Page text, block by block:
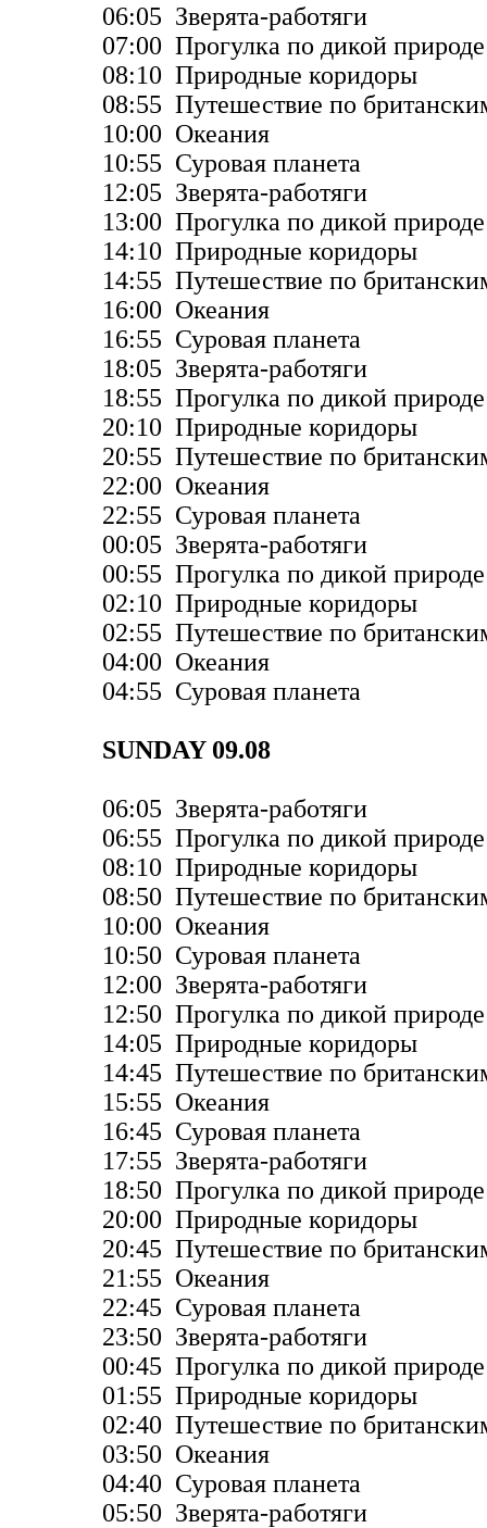
06:05 Зверята-работяги
07:00 Прогулка по дикой природе
08:10 Природные коридоры
08:55 Путешествие по
10:00 Океания
10:55 Суровая планета
12:05 Зверята-работяги
13:00 Прогулка по дикой природе
14:10 Природные коридоры
14:55 Путешествие по
16:00 Океания
16:55 Суровая планета
18:05 Зверята-работяги
18:55 Прогулка по дикой природе
20:10 Природные коридоры
20:55 Путешествие по
22:00 Океания
22:55 Суровая планета
00:05 Зверята-работяги
00:55 Прогулка по дикой природе
02:10 Природные коридоры
02:55 Путешествие по
04:00 Океания
04:55 Суровая планета
SUNDAY 09.08
06:05 Зверята-работяги
06:55 Прогулка по дикой природе
08:10 Природные коридоры
08:50 Путешествие по
10:00 Океания
10:50 Суровая планета
12:00 Зверята-работяги
12:50 Прогулка по дикой природе
14:05 Природные коридоры
14:45 Путешествие по
15:55 Океания
16:45 Суровая планета
17:55 Зверята-работяги
18:50 Прогулка по дикой природе
20:00 Природные коридоры
20:45 Путешествие по
21:55 Океания
22:45 Суровая планета
23:50 Зверята-работяги
00:45 Прогулка по дикой природе
01:55 Природные коридоры
02:40 Путешествие по
03:50 Океания
04:40 Суровая планета
05:50 Зверята-работяги